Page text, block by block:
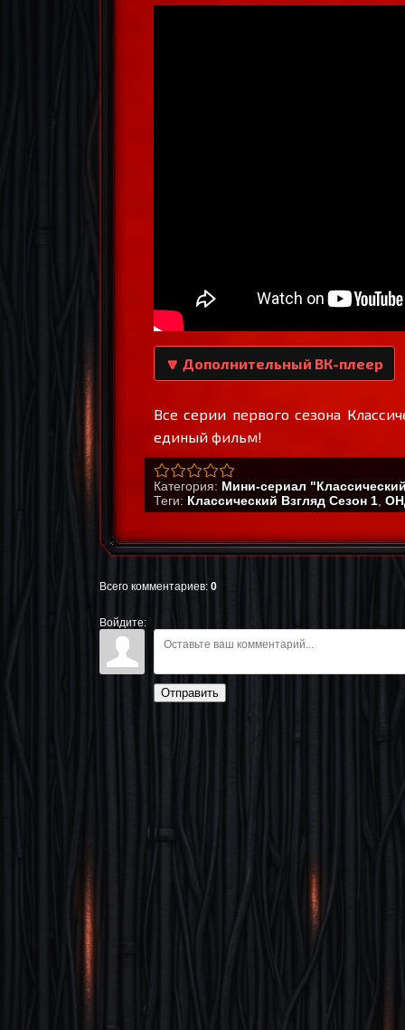
🔽 Дополнительный ВК-плеер
Все серии первого сезона
единый фильм!
Категория: Мини-сериал
Теги: Классический Взгляд Сезон 1
Всего комментариев: 0
Войдите:
Отправить